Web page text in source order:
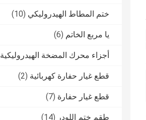
ختم المطاط الهيدروليكي (10)
يا مربع الخاتم (6)
أجزاء محرك المضخة الهيدروليكية
قطع غيار حفارة كهربائية (2)
قطع غيار حفارة (7)
طقم ختم اللودر (14)